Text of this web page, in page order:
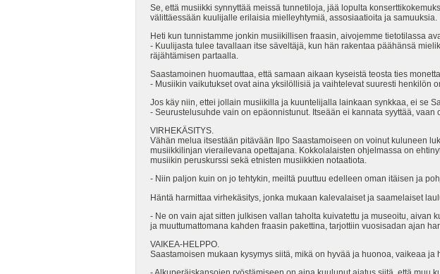
Se, että musiikki synnyttää meissä tunnetiloja, jää lopulta
välittäessään kuulijalle erilaisia mielleyhtymiä, assosiaatioita ja samuuksia.
Heti kun tunnistamme jonkin musiikillisen fraasin, aivojemme tietotilassa
- Kuulijasta tulee tavallaan itse säveltäjä, kun hän rakentaa päähänsä
räjähtämisen partaalla.
Saastamoinen huomauttaa, että samaan aikaan kyseistä teosta ties
- Musiikin vaikutukset ovat aina yksilöllisiä ja vaihtelevat suuresti henkilön
Jos käy niin, ettei jollain musiikilla ja kuuntelijalla lainkaan synkkaa, ei se
- Seurustelusuhde vain on epäonnistunut. Itseään ei kannata syyttää,
VIRHEKÄSITYS.
Vähän melua itsestään pitävään Ilpo Saastamoiseen on voinut kuluneen
musiikkilinjan vierailevana opettajana. Kokkolalaisten ohjelmassa on
musiikin peruskurssi sekä etnisten musiikkien notaatiota.
- Niin paljon kuin on jo tehtykin, meiltä puuttuu edelleen oman itäisen ja
Häntä harmittaa virhekäsitys, jonka mukaan kalevalaiset ja saamelaiset
- Ne on vain ajat sitten julkisen vallan taholta kuivatettu ja museoitu,
ja muuttumattomana kahden fraasin pakettina, tarjottiin vuosisadan ajan
VAIKEA-HELPPO.
Saastamoisen mukaan kysymys siitä, mikä on hyvää ja huonoa, vaikeaa